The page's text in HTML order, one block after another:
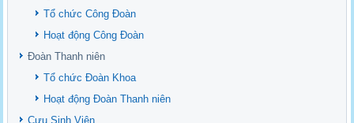
Danh mục tạp chí xuất bản Quốc Tế 2026
Danh Mục các Đề Tài NCKH cấp Tỉnh năm 2024
Văn bản - Quy định
Ban chấp hành Đảng bộ khoa
Tổ chức Công Đoàn
Hoạt động Công Đoàn
Đoàn Thanh niên
Tổ chức Đoàn Khoa
Hoạt động Đoàn Thanh niên
Cựu Sinh Viên